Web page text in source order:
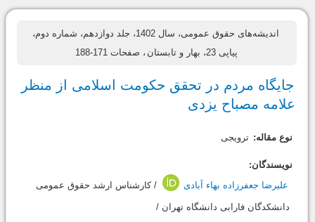
اندیشه‌های حقوق عمومی، سال 1402، جلد دوازدهم، شماره دوم،
پیاپی 23، بهار و تابستان
، صفحات 171-188
جایگاه مردم در تحقق حکومت اسلامی از منظر
علامه مصباح یزدی
نوع مقاله: ترویجی
نویسندگان:
علیرضا جعفرزاده بهاء آبادی
/ کارشناس ارشد حقوق عمومی
دانشکدگان فارابی دانشگاه تهران /